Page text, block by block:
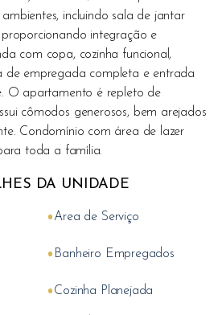
incluindo sala de jantar
integração e
com copa, cozinha funcional,
de empregada completa e entrada
O apartamento é repleto de
cômodos generosos, bem arejados
Condomínio com área de lazer
toda a família.
DA UNIDADE
•Area de Serviço
• Banheiro Empregados
•Cozinha Planejada